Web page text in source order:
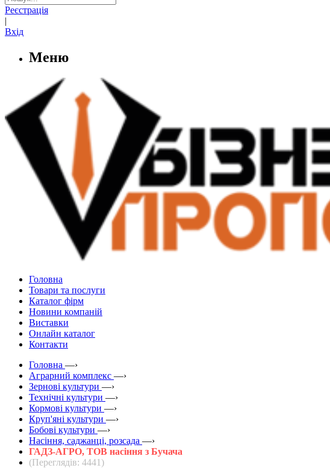
Реєстрація
|
Вхід
Меню
Головна
Товари та послуги
Каталог фірм
Новини компаній
Виставки
Онлайн каталог
Контакти
Головна —›
Аграрний комплекс —›
Зернові культури —›
Технічні культури —›
Кормові культури —›
Круп'яні культури —›
Бобові культури —›
Насіння, саджанці, розсада —›
ГАДЗ-АГРО, ТОВ насіння з Бучача
(Переглядів: 4441)